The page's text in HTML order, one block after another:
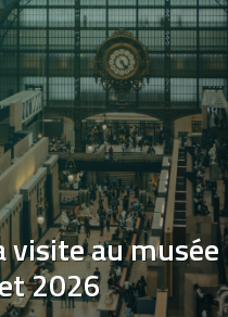
visite au musée
2026